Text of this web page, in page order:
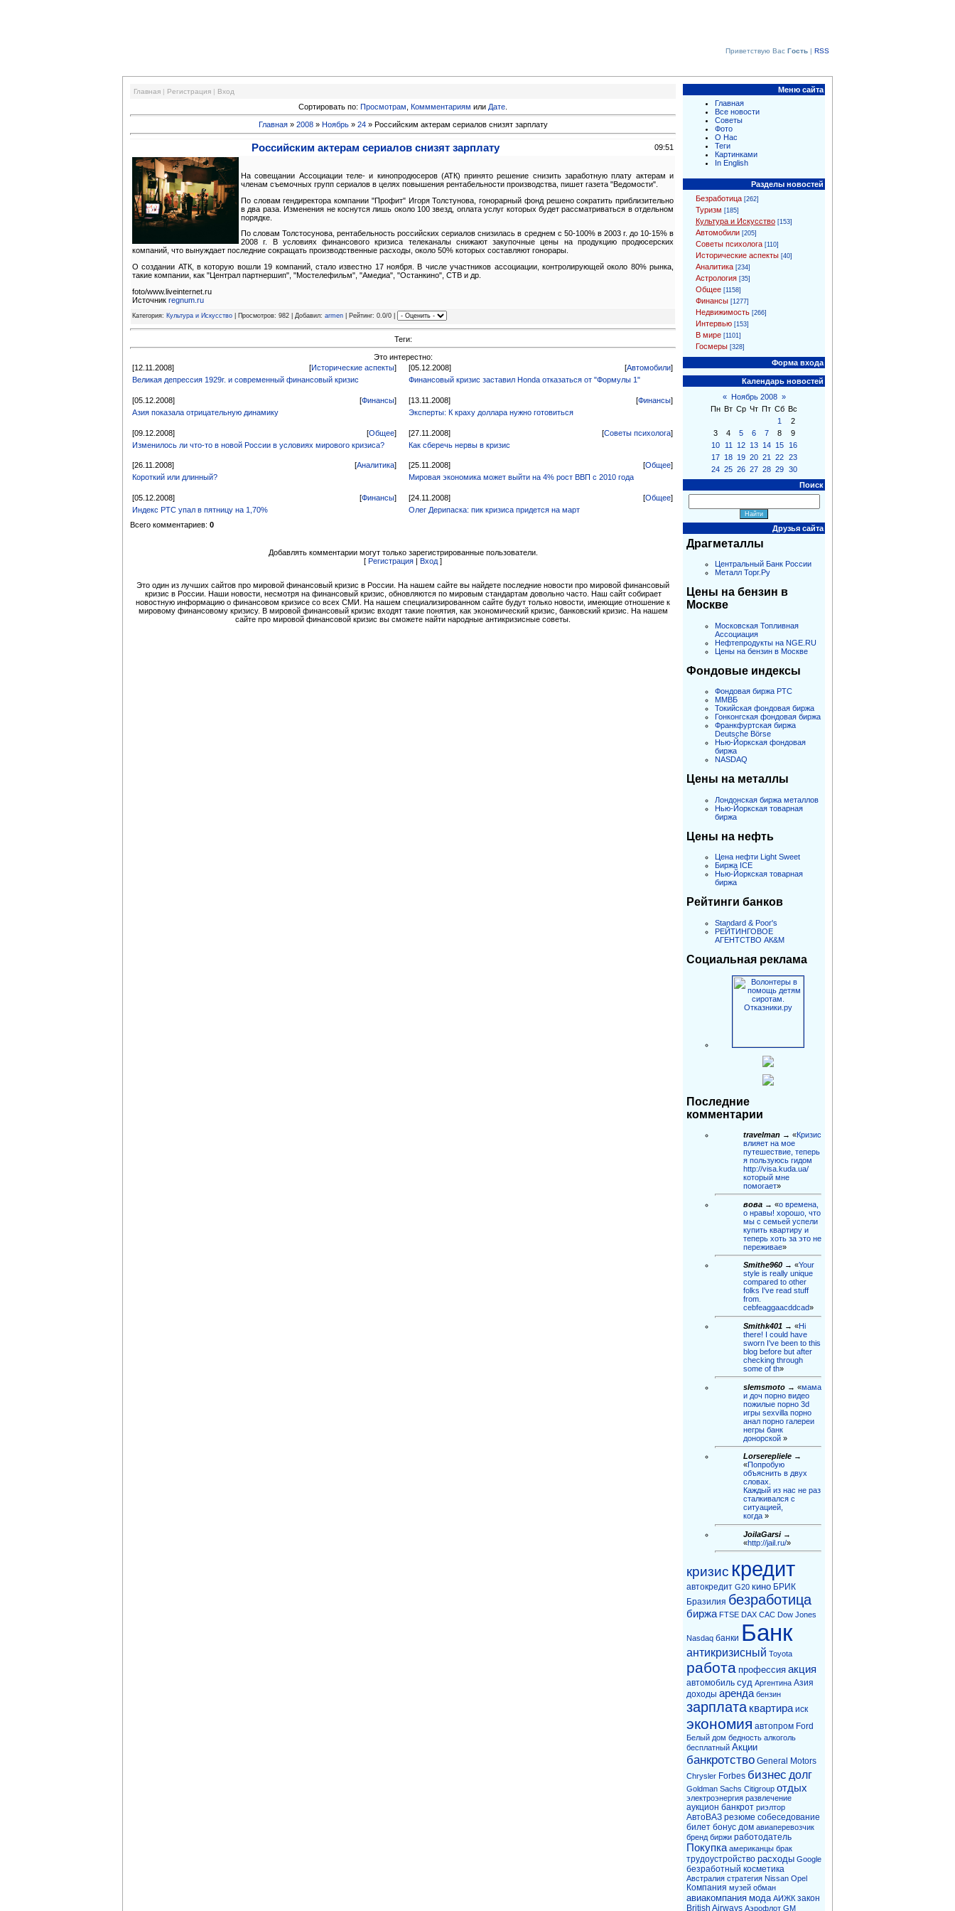
Приветствую Вас Гость | RSS
Главная | Регистрация | Вход
Сортировать по: Просмотрам Коммментариям или Дате
Главная» 2008 » Ноябрь » 24» Российским актерам сериалов снизят зарплату
Российским актерам сериалов снизят зарплату 09:51
На совещании Ассоциации теле- и кинопродюсеров (АТК) принято решение снизить заработную плату актерам и
членам съемочных групп сериалов в целях повышения рентабельности производства, пишет газета "Ведомости".
По словам гендиректора компании "Профит" Игоря Толстунова, гонорарный фонд решено сократить приблизительно
в два раза. Изменения не коснутся лишь около 100 звезд, оплата услуг которых будет рассматриваться в отдельном
порядке.
По словам Толстосунова, рентабельность российских сериалов снизилась в среднем с 50-100% в 2003 г. до 10-15% в
2008 г. В условиях финансового кризиса телеканалы снижают закупочные цены на продукцию продюсерских
компаний, что вынуждает последние сокращать производственные расходы, около 50% которых составляют гонорары.
О создании АТК, в которую вошли 19 компаний, стало известно 17 ноября. В числе участников ассоциации, контролирующей около 80% рынка,
такие компании, как "Централ партнершип", "Мостелефильм", "Амедиа", "Останкино", СТВ и др.
foto/www.liveinternet.ru
Источник regnum.ru
Категория: Культура и Искусство | Просмотров: 982 | Добавил: armen | Рейтинг: 0.0/0 |
Теги:
Это интерестно:
[12.11.2008]
[Исторические аспекты]
Великая депрессия 1929г. и современный финансовый кризис
[05.12.2008] [Автомобили]
Финансовый кризис заставил Honda отказаться от "Формулы 1"
[05.12.2008] [Финансы]
Азия показала отрицательную динамику
[13.11.2008] [Финансы]
Эксперты: К краху доллара нужно готовиться
[09.12.2008] [Общее]
Изменилось ли что-то в новой России в условиях мирового кризиса?
[27.11.2008] [Советы психолога]
Как сберечь нервы в кризис
[26.11.2008] [Аналитика]
Короткий или длинный?
[25.11.2008] [Общее]
Мировая экономика может выйти на 4% рост ВВП с 2010 года
[05.12.2008] [Финансы]
Индекс РТС упал в пятницу на 1,70%
[24.11.2008] [Общее]
Олег Дерипаска: пик кризиса придется на март
Всего комментариев: 0
Добавлять комментарии могут только зарегистрированные пользователи.
[ Регистрация | Вход ]
Это один из лучших сайтов про мировой финансовый кризис в России. На нашем сайте вы найдете последние новости про мировой финансовый
кризис в России. Наши новости, несмотря на финансовый кризис, обновляются по мировым стандартам довольно часто. Наш сайт собирает
новостную информацию о финансовом кризисе со всех СМИ. На нашем специализированном сайте будут только новости, имеющие отношение к
мировому финансовому кризису. В мировой финансовый кризис входят такие понятия, как экономический кризис, банковский кризис. На нашем
сайте про мировой финансовой кризис вы сможете найти народные антикризисные советы.
Меню сайта
Главная
Все новости
Советы
Фото
О Нас
Теги
Картинками
In English
Разделы новостей
Безработица [262]
Туризм [185]
Культура и Искусство [153]
Автомобили [205]
Советы психолога [110]
Исторические аспекты [40]
Аналитика [234]
Астрология [35]
Общее [1158]
Финансы [1277]
Недвижимость [266]
Интервью [153]
В мире [1101]
Госмеры [328]
Форма входа
Календарь новостей
«
Ноябрь 2008 »
Пн Вт Ср Чт Пт Сб Вс
1
2
3
4 5 6 7 8
9
10
11 12 13 14 15
16
17 18 19 20 21 22 23
24 25 26 27 28 29 30
Поиск
Друзья сайта
Драгметаллы
Центральный Банк России
Металл Торг.Ру
Цены на бензин в
Москве
Московская Топливная
Ассоциация
Нефтепродукты на NGE.RU
Цены на бензин в Москве
Фондовые индексы
Фондовая биржа РТС
ММВБ
Токийская фондовая биржа
Гонконгская фондовая биржа
Франкфуртская биржа
Deutsche Börse
Нью-Йоркская фондовая
биржа
NASDAQ
Цены на металлы
Лондонская биржа металлов
Нью-Йоркская товарная
биржа
Цены на нефть
Цена нефти Light Sweet
Биржа ICE
Нью-Йоркская товарная
биржа
Рейтинги банков
Standard & Poor's
РЕЙТИНГОВОЕ
АГЕНТСТВО АК&M
Социальная реклама
Последние
комментарии
travelman → «Кризис
влияет на мое
путешествие, теперь
я пользуюсь гидом
http://visa.kuda.ua/
который мне
помогает»
вова → «о времена,
о нравы! хорошо, что
мы с семьей успели
купить квартиру и
теперь хоть за это не
переживае»
Smithe960 → «Your
style is really unique
compared to other
folks I've read stuff
from.
cebfeaggaacddcad»
Smithk401 → «Hi
there! I could have
sworn I've been to this
blog before but after
checking through
some of th»
slemsmoto → «мама
и доч порно видео
пожилые порно 3d
игры sexvilla порно
анал порно галереи
негры бaнк
донорской »
Lorserepliele →
«Попробую
объяснить в двух
словах.
Каждый из нас не раз
сталкивался с
ситуацией,
когда »
JoilaGarsi→
«http://jail.ru/»
кризис кредит
автокредит G20 кино БРИК
Бразилия безработица
биржа FTSE DAX CAC Dow Jones
Nasdaq банки Банк
антикризисный Toyota
работа профессия акция
автомобиль суд Аргентина Азия
доходы аренда бензин
зарплата квартира иск
экономия автопром Ford
Белый дом бедность алкоголь
бесплатный Акции
банкротство General Motors
Chrysler Forbes бизнес долг
Goldman Sachs Citigroup отдых
электроэнергия развлечение
аукцион банкрот риэлтор
АвтоВАЗ резюме собеседование
билет бонус дом авиаперевозчик
бренд биржи работодатель
Покупка американцы брак
трудоустройство расходы Google
безработный косметика
Австралия стратегия Nissan Opel
Компания музей обман
авиакомпания мода АИЖК закон
British Airways Аэрофлот GM